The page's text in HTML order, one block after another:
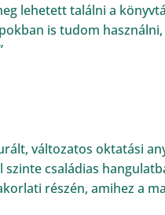
lehetett találni a
is tudom
változatos oktatási
szinte családias
részén, amihez a